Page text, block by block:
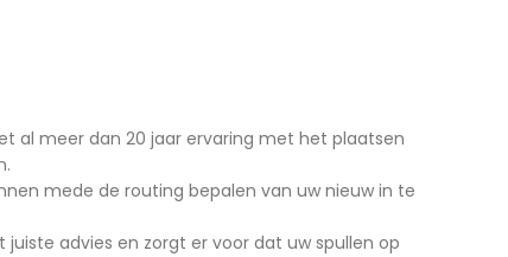
al meer dan 20 jaar ervaring met het plaatsen
mede de routing bepalen van uw nieuw in te
advies en zorgt er voor dat uw spullen op